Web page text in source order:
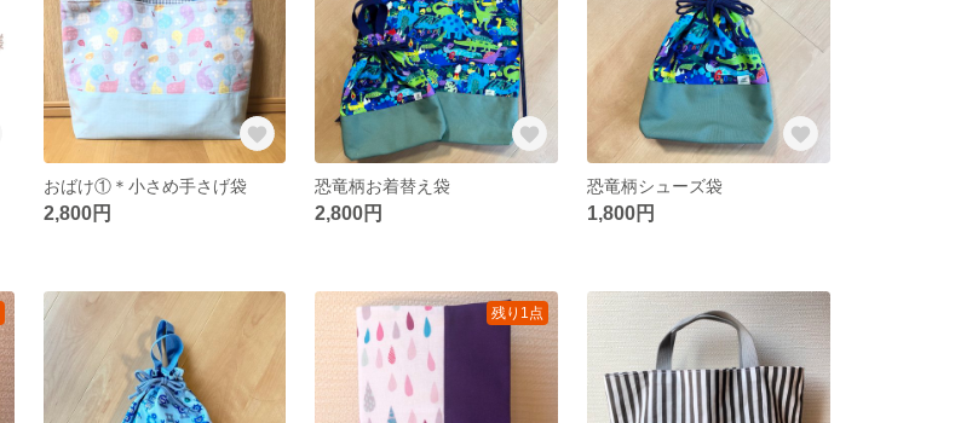
おばけ①＊小さめ手さげ袋
2,800円
恐竜柄お着替え袋
2,800円
恐竜柄シューズ袋
1,800円
残り1点